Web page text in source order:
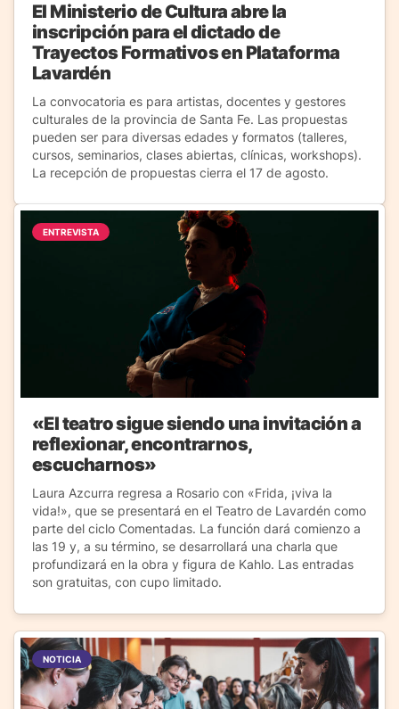
El Ministerio de Cultura abre la
inscripción para el dictado de
Trayectos Formativos en Plataforma
Lavardén
La convocatoria es para artistas, docentes y gestores
culturales de la provincia de Santa Fe. Las propuestas
pueden ser para diversas edades y formatos (talleres,
cursos, seminarios, clases abiertas, clínicas, workshops).
La recepción de propuestas cierra el 17 de agosto.
ENTREVISTA
«El teatro sigue siendo una invitación a
reflexionar, encontrarnos,
escucharnos»
Laura Azcurra regresa a Rosario con «Frida, ¡viva la
vida!», que se presentará en el Teatro de Lavardén como
parte del ciclo Comentadas. La función dará comienzo a
las 19 y, a su término, se desarrollará una charla que
profundizará en la obra y figura de Kahlo. Las entradas
son gratuitas, con cupo limitado.
NOTICIA